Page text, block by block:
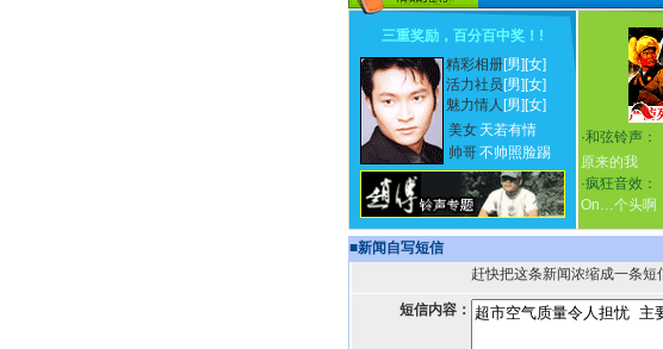
三重奖励，百分百中奖！ !
精彩相册[男] [女]
活力社员 [男] [女]
魅力情人 [男] [女]
美女 天若有情
帅哥不帅照脸踢
·和弦铃声：
原来的我
·疯狂音效：
On…个头啊
■新闻自写短信
赶快把这条新闻浓缩成一条短
短信内容：